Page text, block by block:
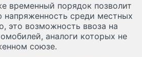
временный порядок позволит
напряженность среди местных
это возможность ввоза на
аналоги которых не
союзе.